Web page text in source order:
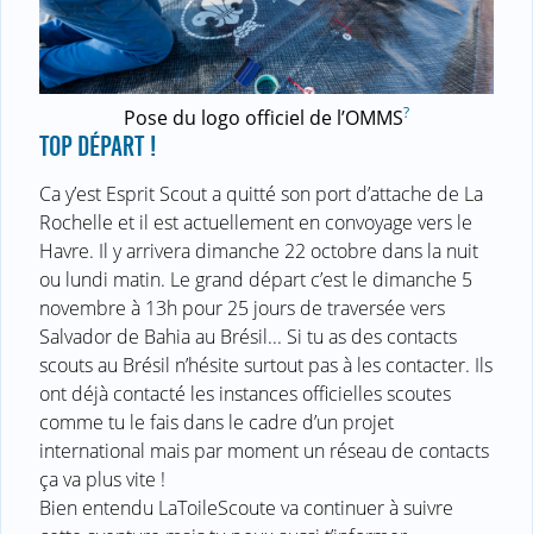
Pose du logo officiel de l’OMMS?
TOP DÉPART !
Ca y’est Esprit Scout a quitté son port d’attache de La
Rochelle et il est actuellement en convoyage vers le
Havre. Il y arrivera dimanche 22 octobre dans la nuit
ou lundi matin. Le grand départ c’est le dimanche 5
novembre à 13h pour 25 jours de traversée vers
Salvador de Bahia au Brésil... Si tu as des contacts
scouts au Brésil n’hésite surtout pas à les contacter. Ils
ont déjà contacté les instances officielles scoutes
comme tu le fais dans le cadre d’un projet
international mais par moment un réseau de contacts
ça va plus vite !
Bien entendu LaToileScoute va continuer à suivre